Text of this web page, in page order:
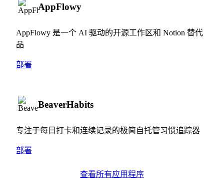
AppFlowy
AppFlowy 是一个 AI 驱动的开源工作区和 Notion 替代
品
部署
BeaverHabits
专注于每日打卡和连续记录的极简自托管习惯追踪器
部署
查看所有应用程序